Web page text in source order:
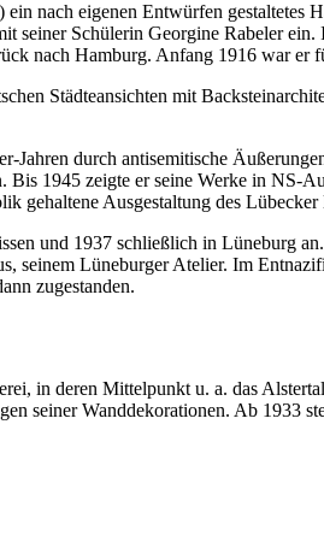
ein nach eigenen Entwürfen gestaltetes
seiner Schülerin Georgine Rabeler
nach Hamburg. Anfang 1916 war er
Städteansichten mit
Jahren durch antisemitische
1945 zeigte er seine Werke in NS-
gehaltene Ausgestaltung des Lübecker
und 1937 schließlich in Lüneburg
seinem Lüneburger Atelier. Im
zugestanden.
in deren Mittelpunkt u. a. das
seiner Wanddekorationen. Ab 1933